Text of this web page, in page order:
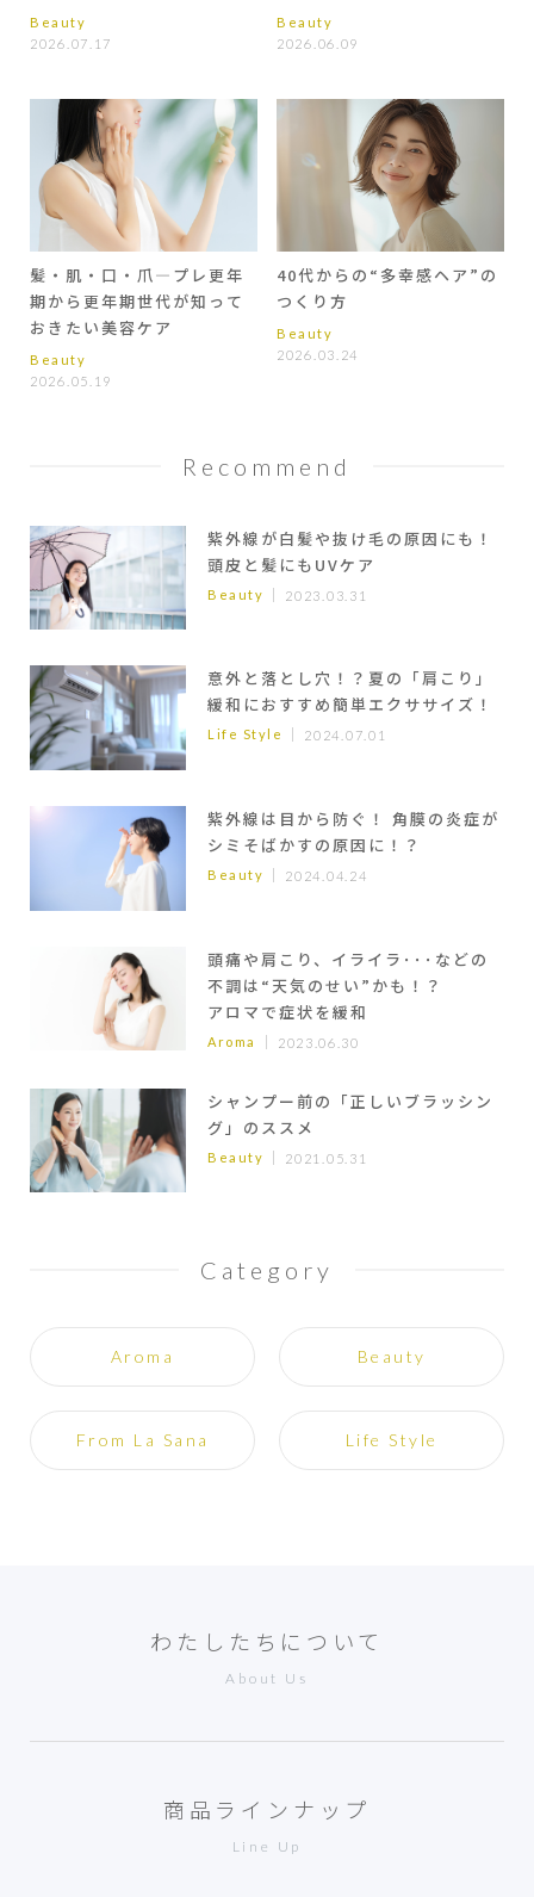
Recommend
紫外線が白髪や抜け毛の原因にも！
頭皮と髪にもUVケア
Beauty 2023.03.31
意外と落とし穴！？夏の「肩こり」
緩和におすすめ簡単エクササイズ！
Life Style 2024.07.01
紫外線は目から防ぐ！ 角膜の炎症が
シミそばかすの原因に！？
Beauty 2024.04.24
頭痛や肩こり、イライラ･･･などの
不調は“天気のせい”かも！？
アロマで症状を緩和
Aroma 2023.06.30
シャンプー前の「正しいブラッシン
グ」のススメ
Beauty 2021.05.31
Category
Aroma Beauty
From La Sana Life Style
Beauty
2026.07.17
Beauty
2026.06.09
髪・肌・口・爪―プレ更年
期から更年期世代が知って
おきたい美容ケア
Beauty
2026.05.19
40代からの“多幸感ヘア”の
つくり方
Beauty
2026.03.24
わたしたちについて
About Us
商品ラインナップ
Line Up